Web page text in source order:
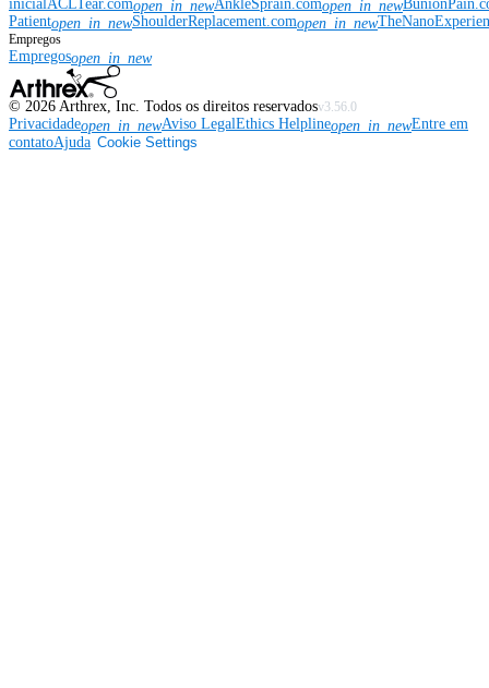
inicial ACLTear.comopen_in_newAnkleSprain.comopen_in_new
Patientopen_in_newShoulderReplacement.comopen_in_new
Empregos
Empregosopen_in_new
© 2026 Arthrex, Inc. Todos os direitos reservadosv3.56.0
Privacidadeopen_in_newAviso LegalEthics Helplineopen_in_newEntre em
contatoAjuda Cookie Settings